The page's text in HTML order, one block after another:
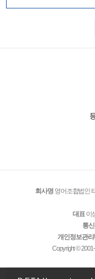
회사명영어조합법인
대표이
통
개인정보관리
Copyright ©